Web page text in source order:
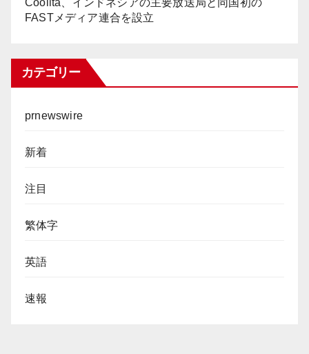
Coolita、インドネシアの主要放送局と同国初の
FASTメディア連合を設立
カテゴリー
prnewswire
新着
注目
繁体字
英語
速報